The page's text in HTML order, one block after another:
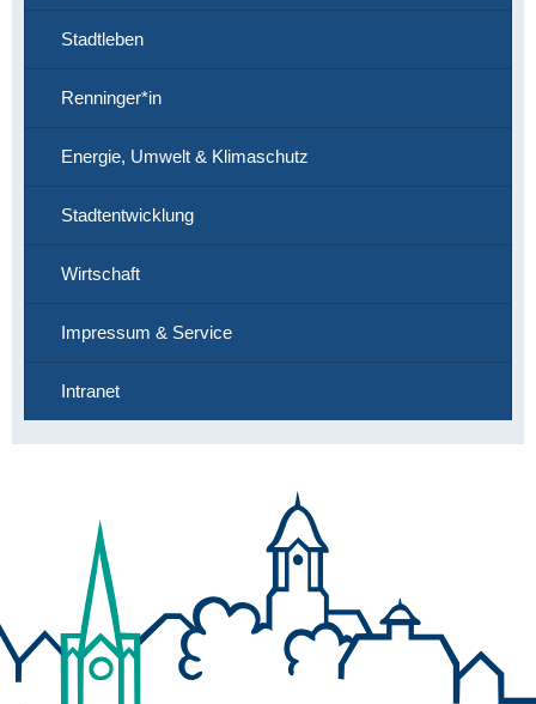
Stadtleben
Renninger*in
Energie, Umwelt & Klimaschutz
Stadtentwicklung
Wirtschaft
Impressum & Service
Intranet